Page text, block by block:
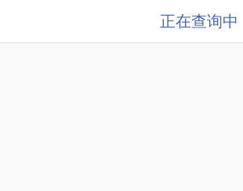
正在查询中